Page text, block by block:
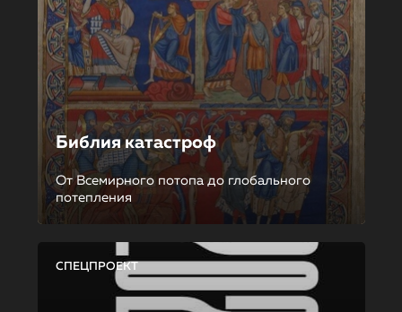
Библия катастроф
От Всемирного потопа до глобального
потепления
СПЕЦПРОЕКТ